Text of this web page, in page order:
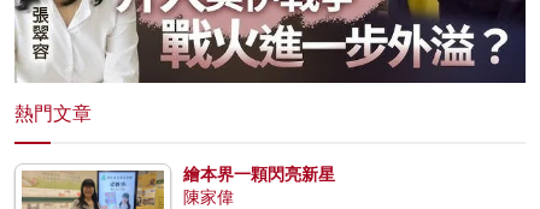
熱門文章
繪本界一顆閃亮新星
陳家偉